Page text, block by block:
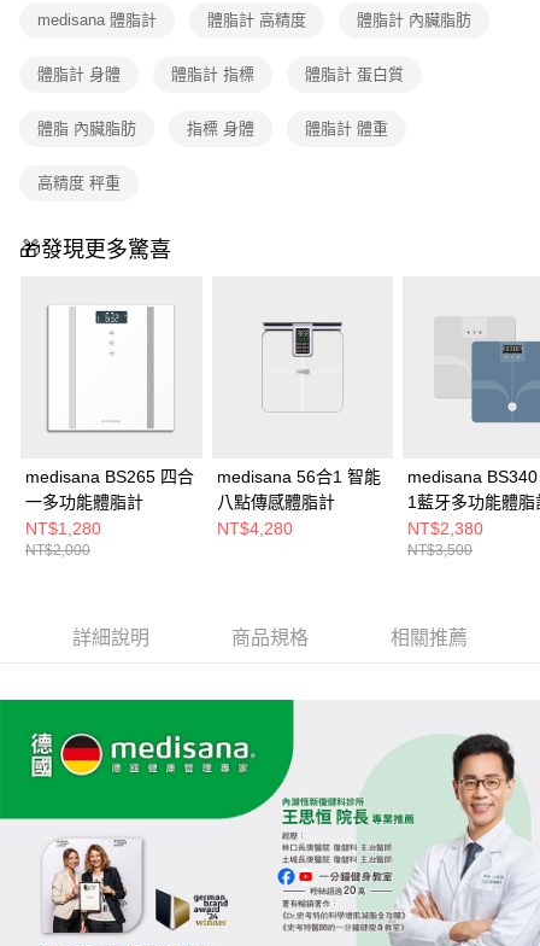
medisana 體脂計 體脂計 高精度 體脂計 內臟脂肪
體脂計 身體 體脂計 指標 體脂計 蛋白質
體脂 內臟脂肪 指標 身體 體脂計 體重
高精度 秤重
🎁發現更多驚喜
medisana BS265 四合
一多功能體脂計
NT$1,280
NT$2,000
medisana 56合1 智能
八點傳感體脂計
NT$4,280
medisana
1藍牙多功能體脂
(藍/白)
NT$2,380
NT$3,500
詳細說明 商品規格 相關推薦